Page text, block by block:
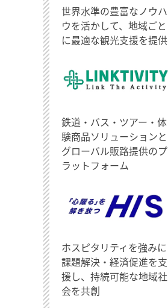
世界水準の豊富なノウハ
ウを活かして、地域ごと
に最適な観光支援を提供
鉄道・バス・ツアー・体
験商品ソリューションと
グローバル販路提供のプ
ラットフォーム
ホスピタリティを強みに
課題解決・経済促進を支
援し、持続可能な地域社
会を共創